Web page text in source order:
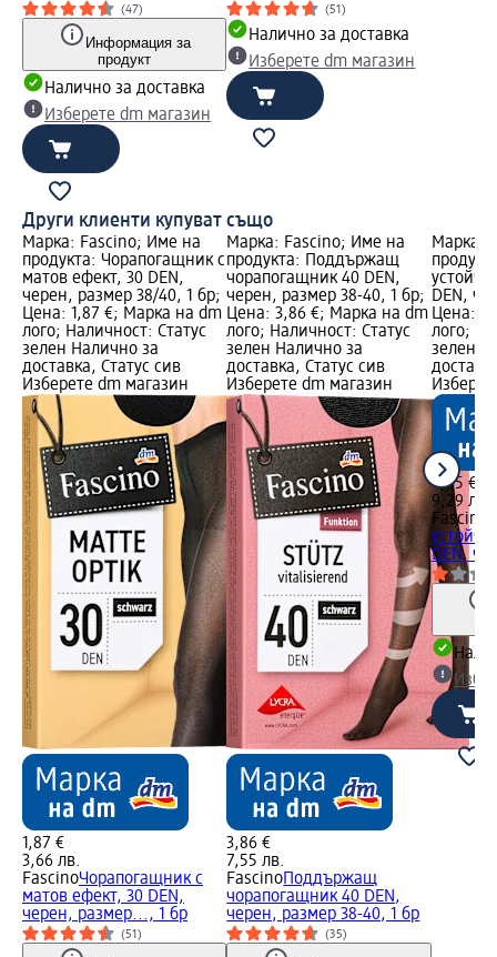
(47)
Информация за
продукт
Налично за доставка
Изберете dm магазин
(51)
Налично за доставка
Изберете dm магазин
Други клиенти купуват също
Марка: Fascino; Име на
продукта: Чорапогащник с
матов ефект, 30 DEN,
черен, размер 38/40, 1 бр;
Цена: 1,87 €; Марка на dm
лого; Наличност: Статус
зелен Налично за
доставка, Статус сив
Изберете dm магазин
1,87 €
3,66 лв.
FascinoЧорапогащник с
матов ефект, 30 DEN,
черен, размер..., 1 бр
(51)
Марка: Fascino; Име на
продукта: Поддържащ
чорапогащник 40 DEN,
черен, размер 38-40, 1 бр;
Цена: 3,86 €; Марка на dm
лого; Наличност: Статус
зелен Налично за
доставка, Статус сив
Изберете dm магазин
3,86 €
7,55 лв.
Fascino Поддържащ
чорапогащник 40 DEN,
черен, размер 38-40, 1 бр
(35)
Марка:
DEN,
Цена:
лого;
зелен
4,75 €
9,29 лв.
Fascino
DEN,